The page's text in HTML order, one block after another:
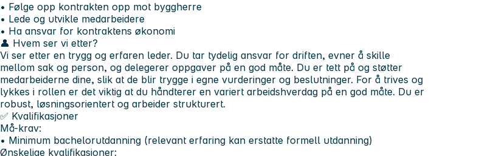
• Følge opp kontrakten opp mot byggherre
• Lede og utvikle medarbeidere
• Ha ansvar for kontraktens økonomi
👤 Hvem ser vi etter?
Vi ser etter en trygg og erfaren leder. Du tar tydelig ansvar for driften, evner å skille
mellom sak og person, og delegerer oppgaver på en god måte. Du er tett på og støtter
medarbeiderne dine, slik at de blir trygge i egne vurderinger og beslutninger. For å trives og
lykkes i rollen er det viktig at du håndterer en variert arbeidshverdag på en god måte. Du er
robust, løsningsorientert og arbeider strukturert.
✅ Kvalifikasjoner
Må-krav:
• Minimum bachelorutdanning (relevant erfaring kan erstatte formell utdanning)
Ønskelige kvalifikasjoner: